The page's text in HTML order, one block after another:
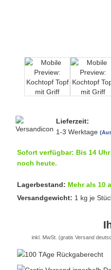
Lieferzeit:
1-3 Werktage
Sofort verfügbar: Bis 14
noch heute.
Lagerbestand: Mehr als 10
Versandgewicht: 1 kg je
inkl. MwSt. (gratis Versand